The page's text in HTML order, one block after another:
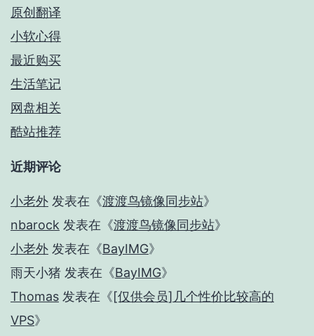
原创翻译
小软心得
最近购买
生活笔记
网盘相关
酷站推荐
近期评论
小老外 发表在《渡渡鸟镜像同步站》
nbarock 发表在《渡渡鸟镜像同步站》
小老外 发表在《BayIMG》
雨天小猪 发表在《BayIMG》
Thomas 发表在《[仅供会员]几个性价比较高的
VPS》